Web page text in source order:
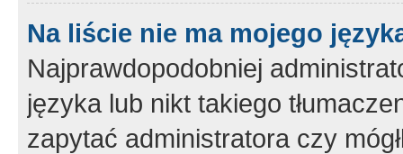
Na liście nie ma mojego
Najprawdopodobniej
języka lub nikt takiego
zapytać administratora czy